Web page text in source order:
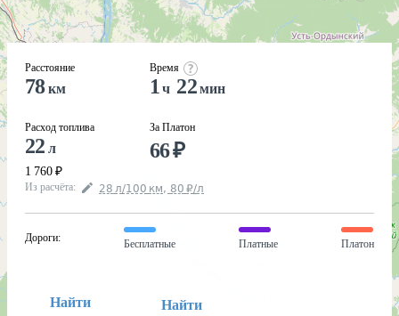
Расстояние
78км
Расход топлива
22 л
1 760 ₽
Время
1 ч 22мин
За Платон
66₽
Из расчёта: 28 л/100 км, 80 ₽/л
Дороги:
Бесплатные Платные Платон
Найти Найти